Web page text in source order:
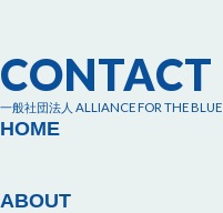
CONTACT
一般社団法人 ALLIANCE FOR THE BLUE
HOME
ABOUT